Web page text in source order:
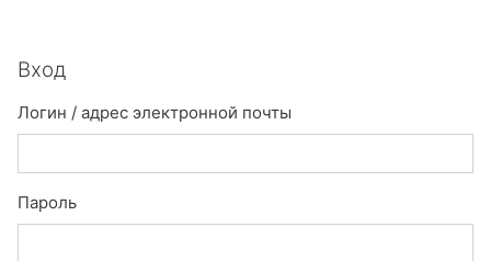
Вход
Логин / адрес электронной почты
Пароль